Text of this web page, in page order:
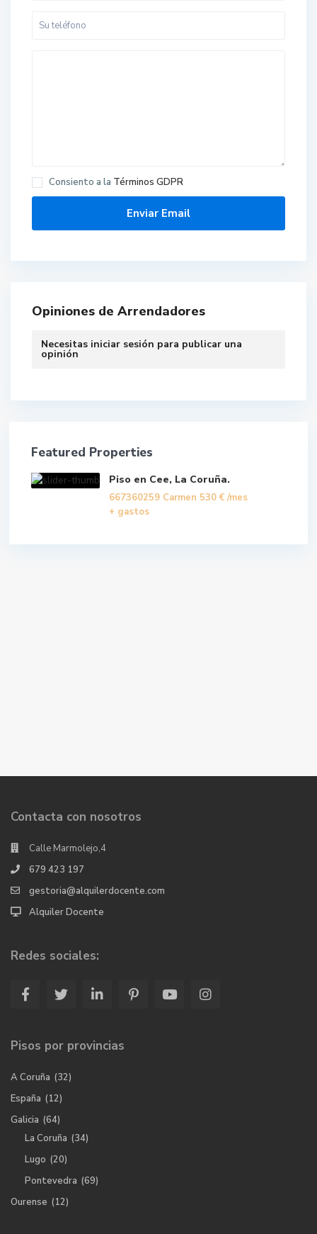
Consiento a la Términos GDPR
Opiniones de Arrendadores
Necesitas iniciar sesión para publicar una
opinión
Featured Properties
Piso en Cee, La Coruña.
667360259 Carmen 530 € /mes
+ gastos
Contacta con nosotros
Calle Marmolejo,4
679 423 197
gestoria@alquilerdocente.com
Alquiler Docente
Redes sociales:
Pisos por provincias
A Coruña (32)
España (12)
Galicia (64)
La Coruña (34)
Lugo (20)
Pontevedra (69)
Ourense (12)